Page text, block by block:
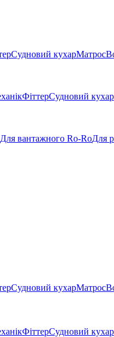
Судновий кухарМатрос
ФіттерСудновий кухар
Для вантажного Ro-RoДля
Судновий кухарМатрос
ФіттерСудновий кухар